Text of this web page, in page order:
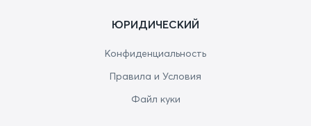
ЮРИДИЧЕСКИЙ
Конфиденциальность
Правила и Условия
Файл куки